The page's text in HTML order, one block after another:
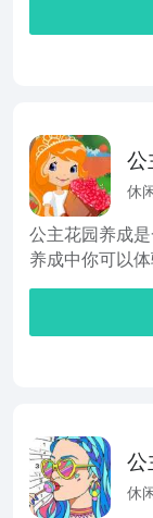
公
休
公主花园养成
养成中你可以
公
休